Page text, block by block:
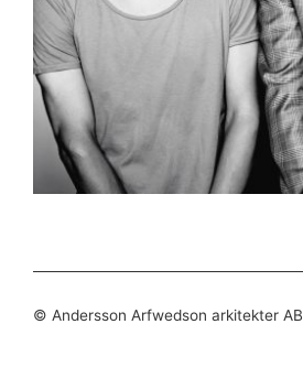
© Andersson Arfwedson arkitekter AB